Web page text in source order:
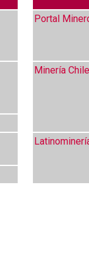
Portal
Minería